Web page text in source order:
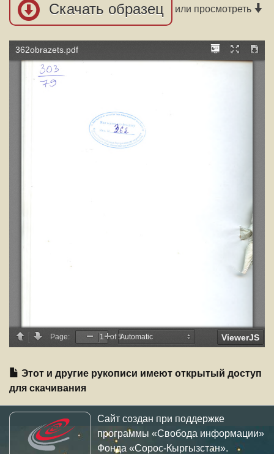
Скачать образец или просмотреть
Этот и другие рукописи имеют открытый доступ
для скачивания
Сайт создан при поддержке
программы «Свобода информации»
Фонда «Сорос-Кыргызстан».